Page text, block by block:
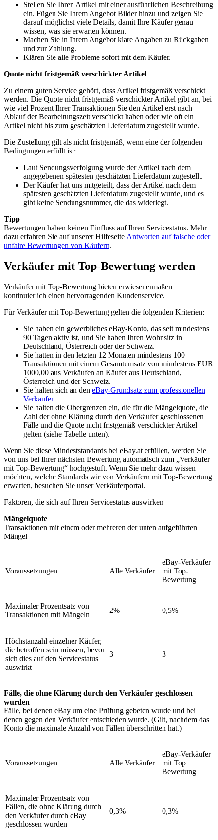
Stellen Sie Ihren Artikel mit einer ausführlichen Beschreibung
ein. Fügen Sie Ihrem Angebot Bilder hinzu und zeigen Sie
darauf möglichst viele Details, damit Ihre Käufer genau
wissen, was sie erwarten können.
Machen Sie in Ihrem Angebot klare Angaben zu Rückgaben
und zur Zahlung.
Klären Sie alle Probleme sofort mit dem Käufer.
Quote nicht fristgemäß verschickter Artikel
Zu einem guten Service gehört, dass Artikel fristgemäß verschickt
werden. Die Quote nicht fristgemäß verschickter Artikel gibt an, bei
wie viel Prozent Ihrer Transaktionen Sie den Artikel erst nach
Ablauf der Bearbeitungszeit verschickt haben oder wie oft ein
Artikel nicht bis zum geschätzten Lieferdatum zugestellt wurde.
Die Zustellung gilt als nicht fristgemäß, wenn eine der folgenden
Bedingungen erfüllt ist:
Laut Sendungsverfolgung wurde der Artikel nach dem
angegebenen spätesten geschätzten Lieferdatum zugestellt.
Der Käufer hat uns mitgeteilt, dass der Artikel nach dem
spätesten geschätzten Lieferdatum zugestellt wurde, und es
gibt keine Sendungsnummer, die das widerlegt.
Tipp
Bewertungen haben keinen Einfluss auf Ihren Servicestatus. Mehr
dazu erfahren Sie auf unserer Hilfeseite Antworten auf falsche oder
unfaire Bewertungen von Käufern.
Verkäufer mit Top-Bewertung werden
Verkäufer mit Top-Bewertung bieten erwiesenermaßen
kontinuierlich einen hervorragenden Kundenservice.
Für Verkäufer mit Top-Bewertung gelten die folgenden Kriterien:
Sie haben ein gewerbliches eBay-Konto, das seit mindestens
90 Tagen aktiv ist, und Sie haben Ihren Wohnsitz in
Deutschland, Österreich oder der Schweiz.
Sie hatten in den letzten 12 Monaten mindestens 100
Transaktionen mit einem Gesamtumsatz von mindestens EUR
1000,00 aus Verkäufen an Käufer aus Deutschland,
Österreich und der Schweiz.
Sie halten sich an den eBay-Grundsatz zum professionellen
Verkaufen.
Sie halten die Obergrenzen ein, die für die Mängelquote, die
Zahl der ohne Klärung durch den Verkäufer geschlossenen
Fälle und die Quote nicht fristgemäß verschickter Artikel
gelten (siehe Tabelle unten).
Wenn Sie diese Mindeststandards bei eBay.at erfüllen, werden Sie
von uns bei Ihrer nächsten Bewertung automatisch zum „Verkäufer
mit Top-Bewertung“ hochgestuft. Wenn Sie mehr dazu wissen
möchten, welche Standards wir von Verkäufern mit Top-Bewertung
erwarten, besuchen Sie unser Verkäuferportal.
Faktoren, die sich auf Ihren Servicestatus auswirken
Mängelquote
Transaktionen mit einem oder mehreren der unten aufgeführten
Mängel
Voraussetzungen Alle Verkäufer
eBay-Verkäufer
mit Top-
Bewertung
Maximaler Prozentsatz von
Transaktionen mit Mängeln
2% 0,5%
Höchstanzahl einzelner Käufer,
die betroffen sein müssen, bevor
sich dies auf den Servicestatus
auswirkt
3 3
Fälle, die ohne Klärung durch den Verkäufer geschlossen
wurden
Fälle, bei denen eBay um eine Prüfung gebeten wurde und bei
denen gegen den Verkäufer entschieden wurde. (Gilt, nachdem das
Konto die maximale Anzahl von Fällen überschritten hat.)
Voraussetzungen Alle Verkäufer
eBay-Verkäufer
mit Top-
Bewertung
Maximaler Prozentsatz von
Fällen, die ohne Klärung durch
den Verkäufer durch eBay
geschlossen wurden
0,3% 0,3%